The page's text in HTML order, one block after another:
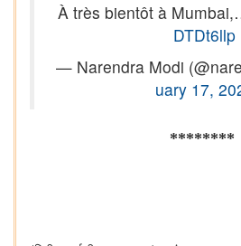
À très bientôt à
DTDt6llp
— Narendra Modi
uary 17,
********